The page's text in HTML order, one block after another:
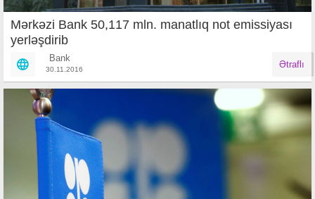
Mərkəzi Bank 50,117 mln. manatlıq not emissiyası
yerləşdirib
Bank
30.11.2016 Ətraflı